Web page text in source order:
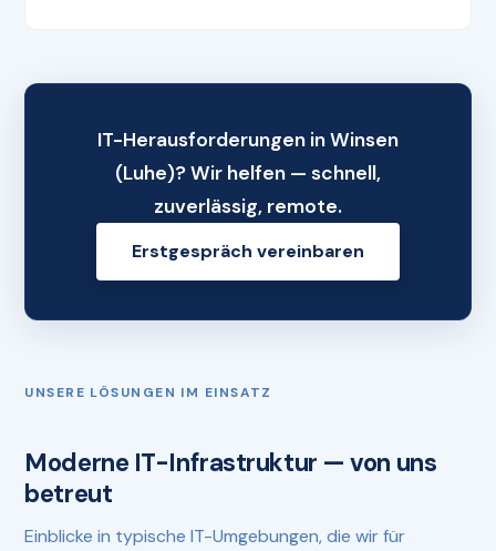
IT-Herausforderungen in Winsen
(Luhe)? Wir helfen — schnell,
zuverlässig, remote.
Erstgespräch vereinbaren
UNSERE LÖSUNGEN IM EINSATZ
Moderne IT-Infrastruktur — von uns
betreut
Einblicke in typische IT-Umgebungen, die wir für